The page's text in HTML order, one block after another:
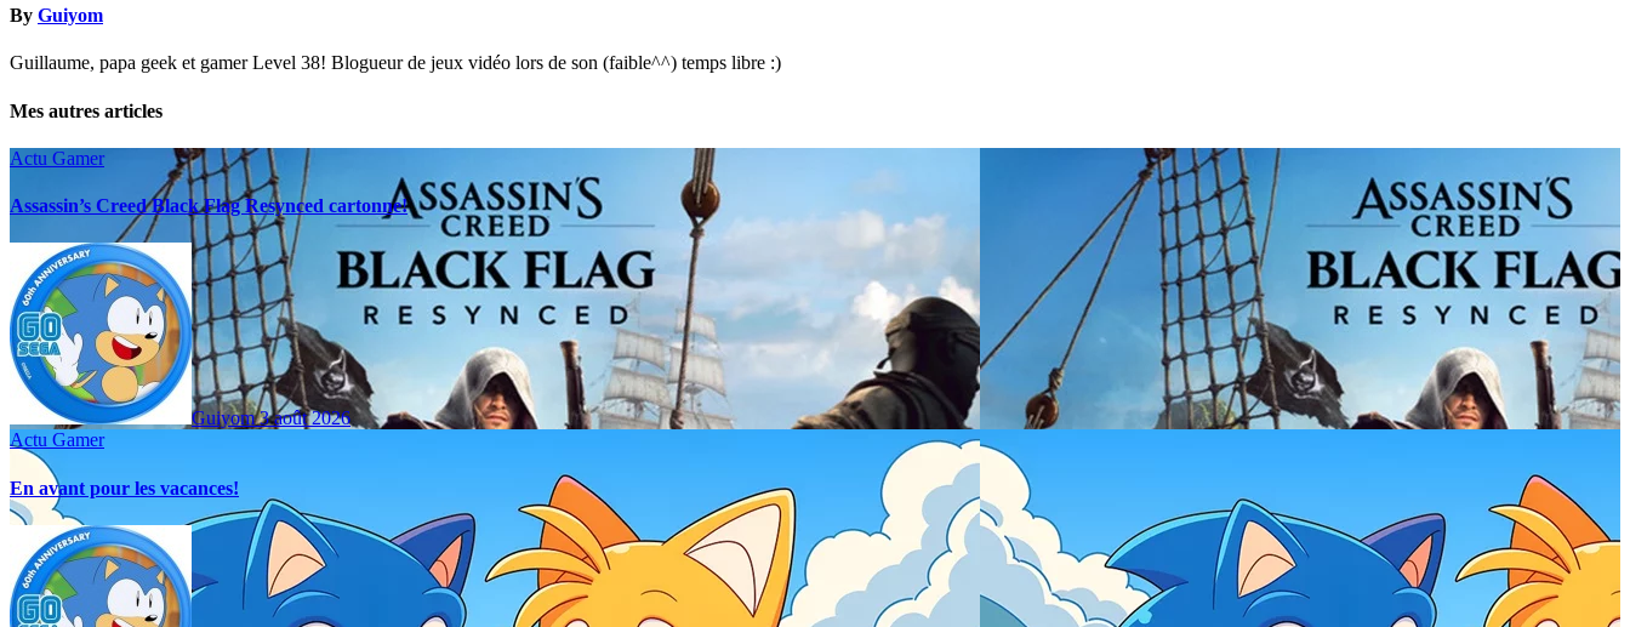
By Guiyom
Guillaume, papa geek et gamer Level 38! Blogueur de jeux vidéo lors de son (faible^^) temps libre :)
Mes autres articles
Actu Gamer
Assassin’s Creed Black Flag Resynced cartonne!
Guiyom3 août 2026
Actu Gamer
En avant pour les vacances!